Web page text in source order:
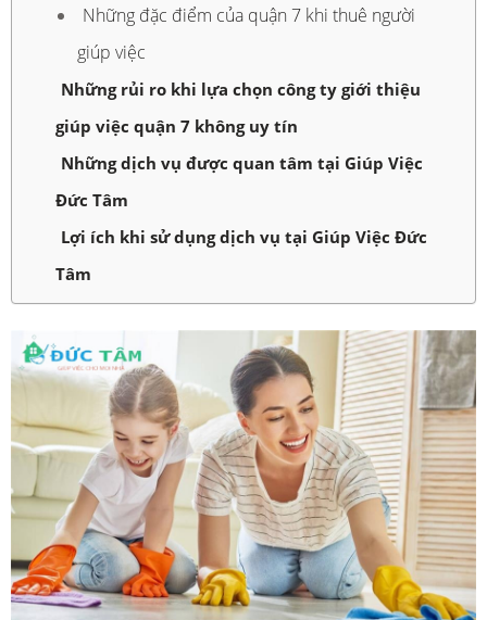
Những đặc điểm của quận 7 khi thuê người
giúp việc
Những rủi ro khi lựa chọn công ty giới thiệu
giúp việc quận 7 không uy tín
Những dịch vụ được quan tâm tại Giúp Việc
Đức Tâm
Lợi ích khi sử dụng dịch vụ tại Giúp Việc Đức
Tâm